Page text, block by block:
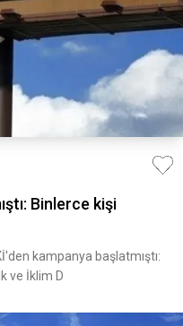
Binlerce kişi
kampanya başlatmıştı:
ve İklim D